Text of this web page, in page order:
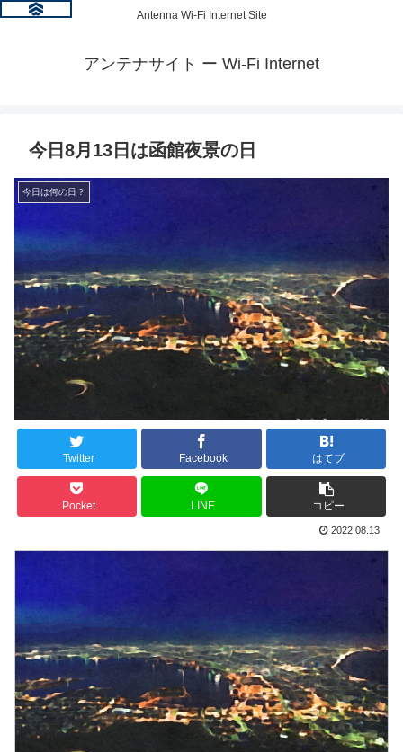
Antenna Wi-Fi Internet Site
アンテナサイト ー Wi-Fi Internet
今日8月13日は函館夜景の日
今日は何の日？
Twitter Facebook はてブ
Pocket LINE コピー
2022.08.13